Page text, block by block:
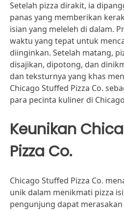
Setelah pizza dirakit, ia
panas yang memberikan
isian yang meleleh di dalam.
waktu yang tepat untuk
diinginkan. Setelah matang,
disajikan, dipotong, dan
dan teksturnya yang khas
Chicago Stuffed Pizza Co.
para pecinta kuliner di
Keunikan
Pizza Co.
Chicago Stuffed Pizza Co.
unik dalam menikmati pizza
pengunjung dapat